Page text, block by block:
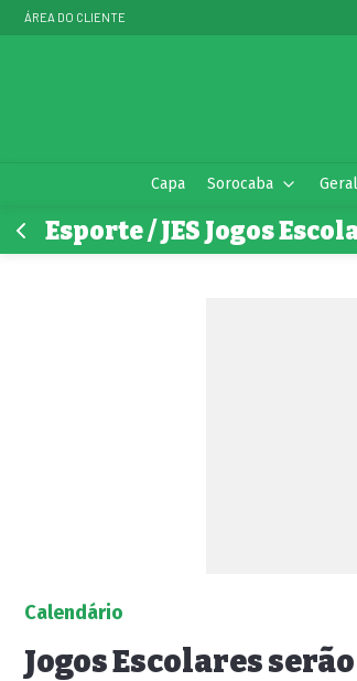
ÁREA DO CLIENTE
Capa Sorocaba Geral
Esporte / JES Jogos
Calendário
Jogos Escolares